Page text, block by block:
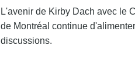
L'avenir de Kirby Dach avec le
de Montréal continue
discussions.